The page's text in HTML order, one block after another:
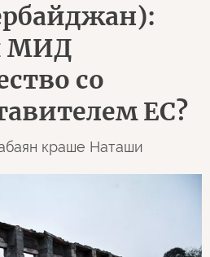
МИД
со
ЕС?
краше Наташи